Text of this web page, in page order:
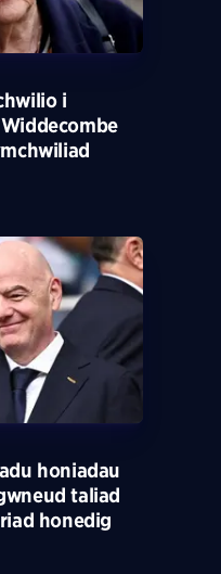
i
honiadau
taliad
honedig